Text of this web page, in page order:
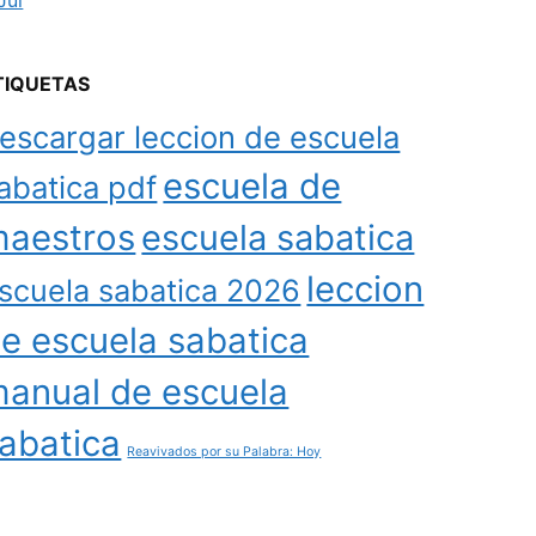
leccion de escuela
pdfescuela de
escuela sabatica
sabatica 2026 leccion
escuela sabatica
de escuela
Reavivados por su Palabra: Hoy